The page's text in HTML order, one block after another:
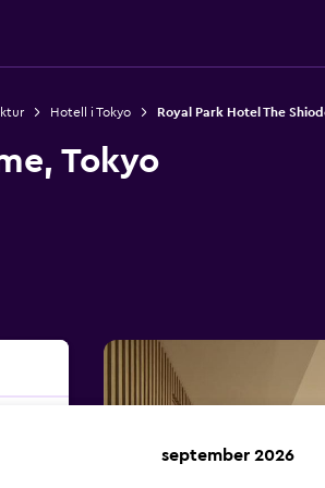
Hotell i Tokyo Royal Park Hotel The
Tokyo
september 2026